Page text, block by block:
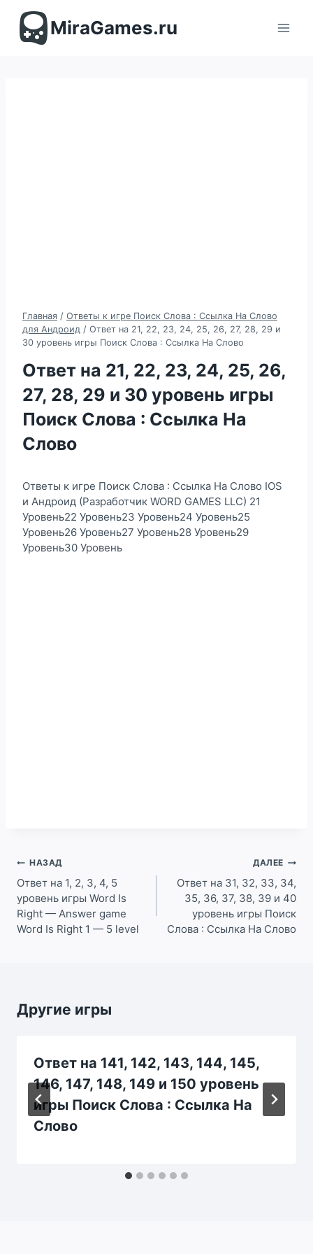
содержимомуMiraGames.ru
Главная / Ответы к игре Поиск Слова : Ссылка На Слово
для Андроид / Ответ на 21, 22, 23, 24, 25, 26, 27, 28, 29 и
30 уровень игры Поиск Слова : Ссылка На Слово
Ответ на 21, 22, 23, 24, 25, 26,
27, 28, 29 и 30 уровень игры
Поиск Слова : Ссылка На
Слово
Ответы к игре Поиск Слова : Ссылка На Слово IOS
и Андроид (Разработчик WORD GAMES LLC) 21
Уровень22 Уровень23 Уровень24 Уровень25
Уровень26 Уровень27 Уровень28 Уровень29
Уровень30 Уровень
Навигация
по
записям
НАЗАД
Ответ на 1, 2, 3, 4, 5
уровень игры Word Is
Right — Answer game
Word Is Right 1 — 5 level
ДАЛЕЕ
Ответ на 31, 32, 33, 34,
35, 36, 37, 38, 39 и 40
уровень игры Поиск
Слова : Ссылка На Слово
Другие игры
Ответ на 141, 142, 143, 144, 145,
146, 147, 148, 149 и 150 уровень
игры Поиск Слова : Ссылка На
Слово